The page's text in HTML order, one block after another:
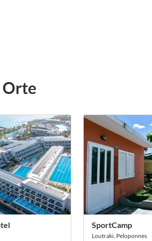
SportCamp
Loutraki, Peloponnes